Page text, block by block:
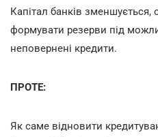
Капітал банків зменшується,
формувати резерви під
неповернені кредити.
ПРОТЕ:
Як саме відновити